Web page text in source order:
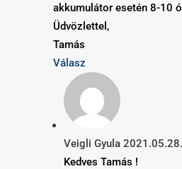
akkumulátor esetén 8-10
Üdvözlettel,
Tamás
Válasz
Veigli Gyula
Kedves Tamás !